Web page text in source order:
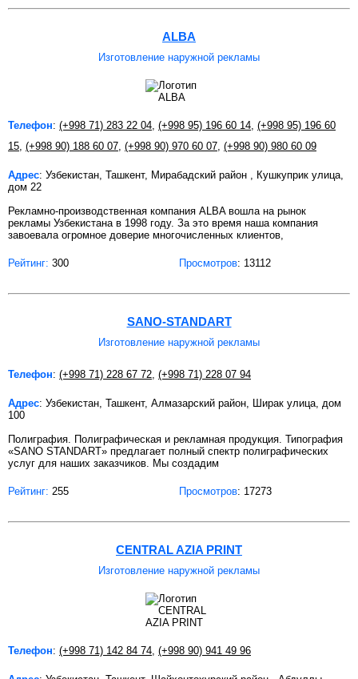
ALBA
Изготовление наружной рекламы
Телефон: (+998 71) 283 22 04 (+998 95) 196 60 14 (+998 95) 196 60
15 (+998 90) 188 60 07 (+998 90) 970 60 07 (+998 90) 980 60 09
Адрес: Узбекистан, Ташкент, Мирабадский район , Кушкуприк улица,
дом 22
Рекламно-производственная компания ALBA вошла на рынок
рекламы Узбекистана в 1998 году. За это время наша компания
завоевала огромное доверие многочисленных клиентов,
Рейтинг: 300 Просмотров: 13112
SANO-STANDART
Изготовление наружной рекламы
Телефон: (+998 71) 228 67 72 (+998 71) 228 07 94
Адрес: Узбекистан, Ташкент, Алмазарский район, Ширак улица, дом
100
Полиграфия. Полиграфическая и рекламная продукция. Типография
«SANO STANDART» предлагает полный спектр полиграфических
услуг для наших заказчиков. Мы создадим
Рейтинг: 255 Просмотров: 17273
CENTRAL AZIA PRINT
Изготовление наружной рекламы
Телефон: (+998 71) 142 84 74 (+998 90) 941 49 96